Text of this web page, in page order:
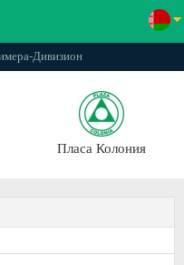
Дивизион
Пласа Колония